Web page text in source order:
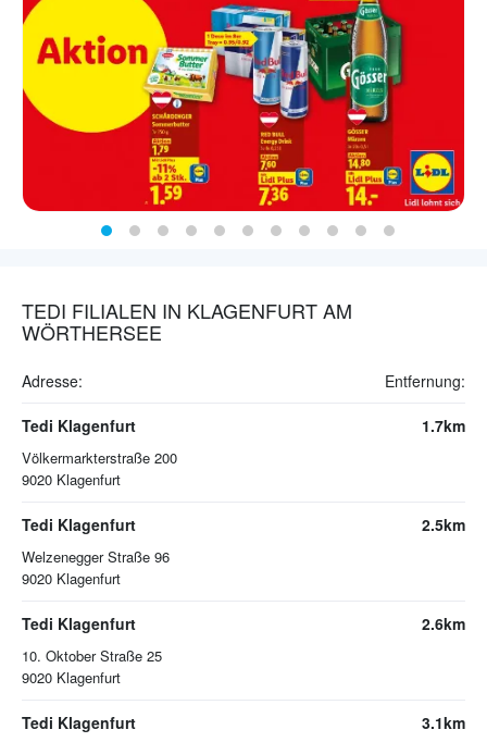
TEDI FILIALEN IN KLAGENFURT AM
WÖRTHERSEE
Adresse: Entfernung:
Tedi Klagenfurt
Völkermarkterstraße 200
9020 Klagenfurt
1.7km
Tedi Klagenfurt
Welzenegger Straße 96
9020 Klagenfurt
2.5km
Tedi Klagenfurt
10. Oktober Straße 25
9020 Klagenfurt
2.6km
Tedi Klagenfurt 3.1km